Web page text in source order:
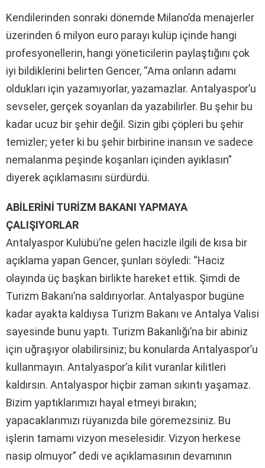
Kendilerinden sonraki dönemde Milano’da menajerler
üzerinden 6 milyon euro parayı kulüp içinde hangi
profesyonellerin, hangi yöneticilerin paylaştığını çok
iyi bildiklerini belirten Gencer, “Ama onların adamı
oldukları için yazamıyorlar, yazamazlar. Antalyaspor’u
sevseler, gerçek soyanları da yazabilirler. Bu şehir bu
kadar ucuz bir şehir değil. Sizin gibi çöpleri bu şehir
temizler; yeter ki bu şehir birbirine inansın ve sadece
nemalanma peşinde koşanları içinden ayıklasın”
diyerek açıklamasını sürdürdü.
ABİLERİNİ TURİZM BAKANI YAPMAYA
ÇALIŞIYORLAR
Antalyaspor Kulübü’ne gelen hacizle ilgili de kısa bir
açıklama yapan Gencer, şunları söyledi: “Haciz
olayında üç başkan birlikte hareket ettik. Şimdi de
Turizm Bakanı’na saldırıyorlar. Antalyaspor bugüne
kadar ayakta kaldıysa Turizm Bakanı ve Antalya Valisi
sayesinde bunu yaptı. Turizm Bakanlığı’na bir abiniz
için uğraşıyor olabilirsiniz; bu konularda Antalyaspor’u
kullanmayın. Antalyaspor’a kilit vuranlar kilitleri
kaldırsın. Antalyaspor hiçbir zaman sıkıntı yaşamaz.
Bizim yaptıklarımızı hayal etmeyi bırakın;
yapacaklarımızı rüyanızda bile göremezsiniz. Bu
işlerin tamamı vizyon meselesidir. Vizyon herkese
nasip olmuyor” dedi ve açıklamasının devamının